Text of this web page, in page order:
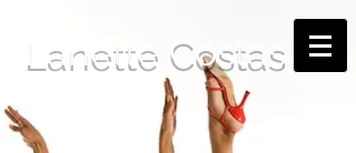
Lanette Costas